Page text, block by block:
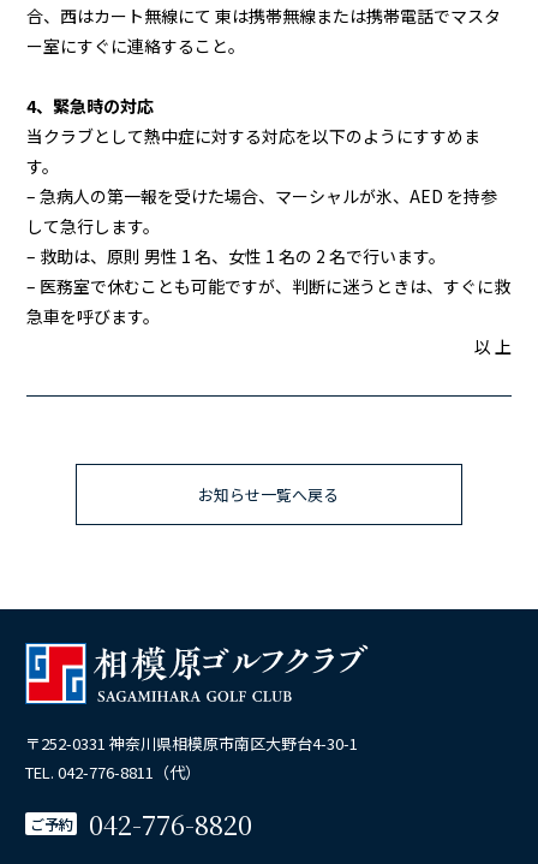
合、西はカート無線にて 東は携帯無線または携帯電話でマスタ
ー室にすぐに連絡すること。
4、緊急時の対応
当クラブとして熱中症に対する対応を以下のようにすすめま
す。
– 急病人の第一報を受けた場合、マーシャルが氷、AED を持参
して急行します。
– 救助は、原則 男性 1 名、女性 1 名の 2 名で行います。
– 医務室で休むことも可能ですが、判断に迷うときは、すぐに救
急車を呼びます。
以 上
お知らせ一覧へ戻る
〒252-0331 神奈川県相模原市南区大野台4-30-1
TEL. 042-776-8811（代）
ご予約 042-776-8820